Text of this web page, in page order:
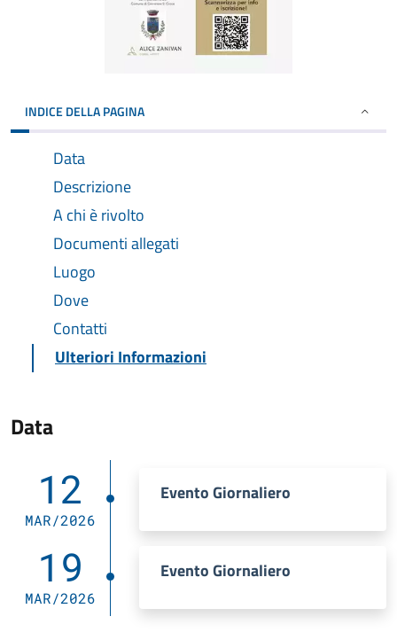
INDICE DELLA PAGINA
Data
Descrizione
A chi è rivolto
Documenti allegati
Luogo
Dove
Contatti
Ulteriori Informazioni
Data
12
MAR/2026
Evento Giornaliero
19
MAR/2026
Evento Giornaliero